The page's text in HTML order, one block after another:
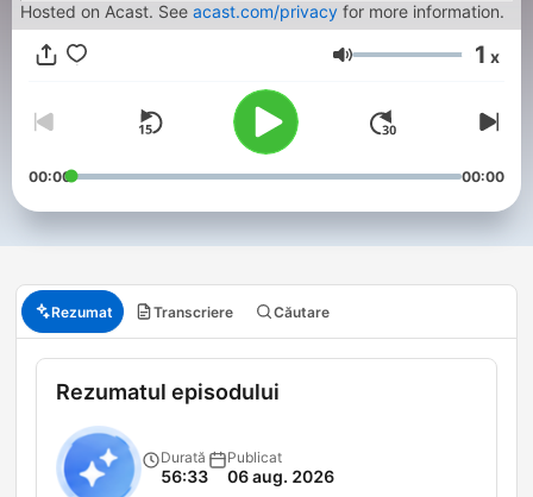
Hosted on Acast. See acast.com/privacy for more information.
Volum 1 x
00:00 00:00
Rezumat Transcriere Căutare
Rezumatul episodului
Durată
56:33
Publicat
06 aug. 2026